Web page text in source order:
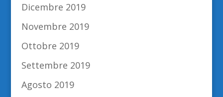
Dicembre 2019
Novembre 2019
Ottobre 2019
Settembre 2019
Agosto 2019